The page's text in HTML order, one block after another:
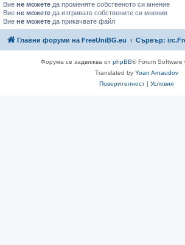
Вие не можете да променяте собственото си мнение
Вие не можете да изтривате собствените си мнения
Вие не можете да прикачвате файл
Главни форуми на FreeUniBG.eu Сървър:
Форума се задвижва от phpBB® Forum Software
Translated by Yoan Arnaudov
Поверителност | Условия